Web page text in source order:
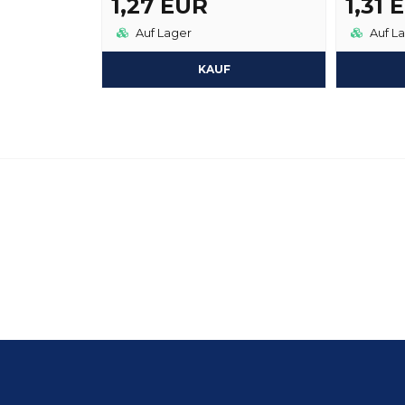
1,27 EUR
Auf Lager
KAUF
1,31
Auf